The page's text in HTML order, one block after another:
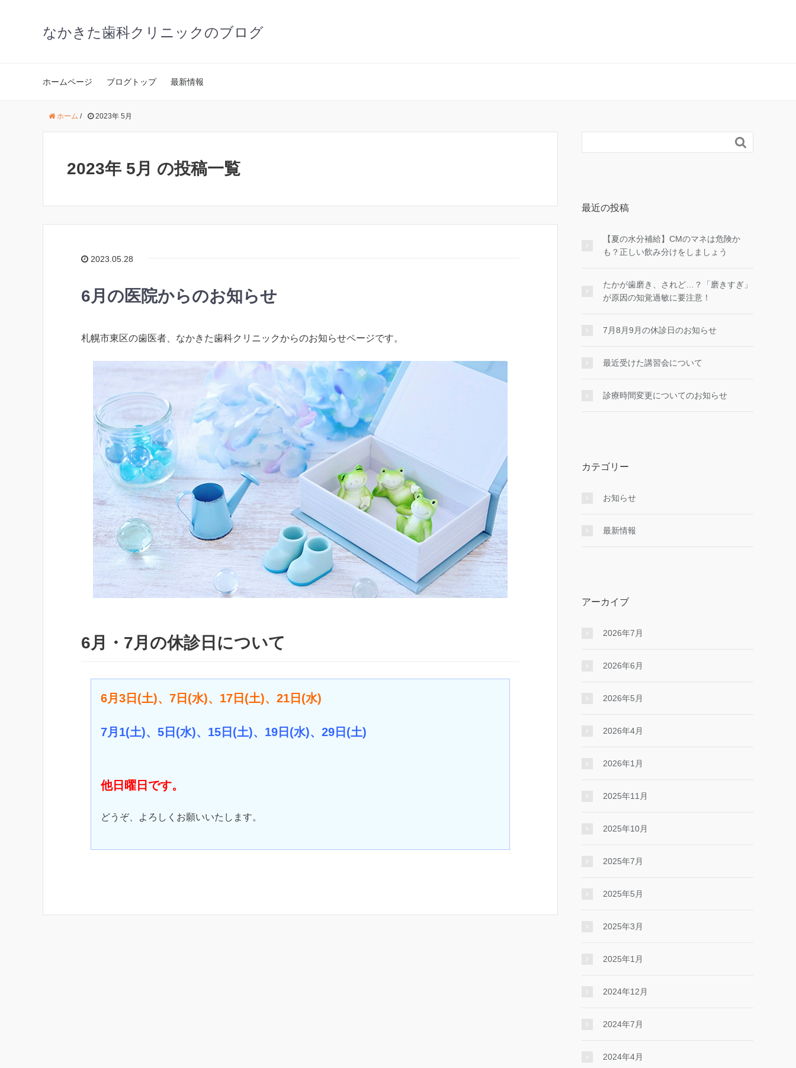
なかきた歯科クリニックのブログ
ホームページ ブログトップ 最新情報
ホーム / 2023年 5月
2023年 5月 の投稿一覧
2023.05.28
6月の医院からのお知らせ
札幌市東区の歯医者、なかきた歯科クリニックからのお知らせページです。
6月・7月の休診日について
6月3日(土)、7日(水)、17日(土)、21日(水)
7月1(土)、5日(水)、15日(土)、19日(水)、29日(土)
他日曜日です。
どうぞ、よろしくお願いいたします。

最近の投稿
【夏の水分補給】CMのマネは危険か
も？正しい飲み分けをしましょう
たかが歯磨き、されど…？「磨きすぎ」
が原因の知覚過敏に要注意！
7月8月9月の休診日のお知らせ
最近受けた講習会について
診療時間変更についてのお知らせ
カテゴリー
お知らせ
最新情報
アーカイブ
2026年7月
2026年6月
2026年5月
2026年4月
2026年1月
2025年11月
2025年10月
2025年7月
2025年5月
2025年3月
2025年1月
2024年12月
2024年7月
2024年4月